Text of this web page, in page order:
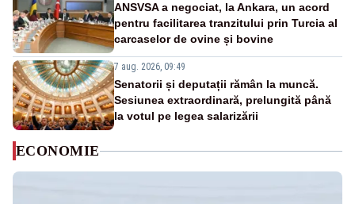
ANSVSA a negociat, la Ankara, un acord
pentru facilitarea tranzitului prin Turcia al
carcaselor de ovine și bovine
7 aug. 2026, 09:49
Senatorii și deputații rămân la muncă.
Sesiunea extraordinară, prelungită până
la votul pe legea salarizării
ECONOMIE